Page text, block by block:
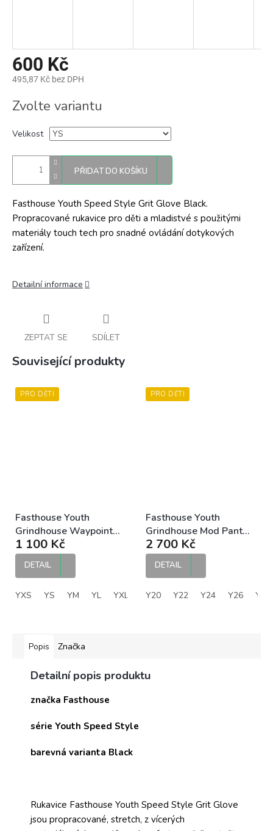
600 Kč
495,87 Kč bez DPH
cena:
Zvolte variantu
Velikost
PŘIDAT DO KOŠÍKU
Fasthouse Youth Speed Style Grit Glove Black.
Propracované rukavice pro děti a mladistvé s použitými
materiály touch tech pro snadné ovládání dotykových
zařízení.
Detailní informace
ZEPTAT SE SDÍLET
Související produkty
PRO DĚTI
Fasthouse Youth
Grindhouse Waypoint
Jersey Marine White
dětský MX dres
1 100 Kč
DETAIL
YXS YS YM YL YXL
PRO DĚTI
Fasthouse Youth
Grindhouse Mod Pant
Red Black dětské MX
kalhoty
2 700 Kč
DETAIL
Y20 Y22 Y24 Y26 Y28
Popis Značka
Detailní popis produktu
značka Fasthouse
série Youth Speed Style
barevná varianta Black
Rukavice Fasthouse Youth Speed Style Grit Glove
jsou propracované, stretch, z vícerých